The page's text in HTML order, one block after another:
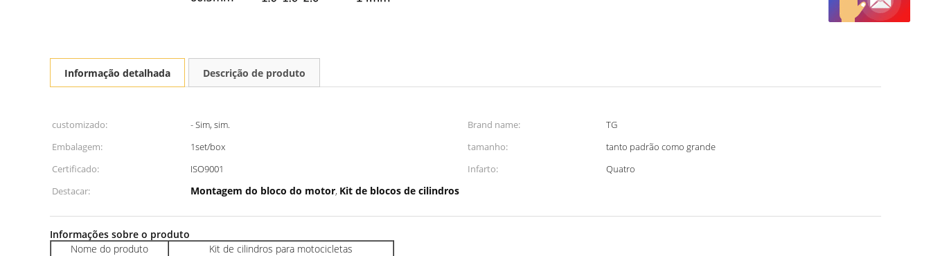
Informação detalhada Descrição de produto
customizado: - Sim, sim. Brand name:
TG
Embalagem:
1set/box tamanho:
tanto padrão como grande
Certificado:
ISO9001 Infarto:
Quatro
Destacar:
Montagem do bloco do motor, Kit de blocos de cilindros
Informações sobre o produto
Nome do produto
Kit de cilindros para motocicletas